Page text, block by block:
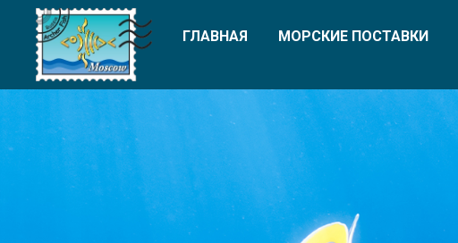
ГЛАВНАЯ МОРСКИЕ ПОСТАВКИ